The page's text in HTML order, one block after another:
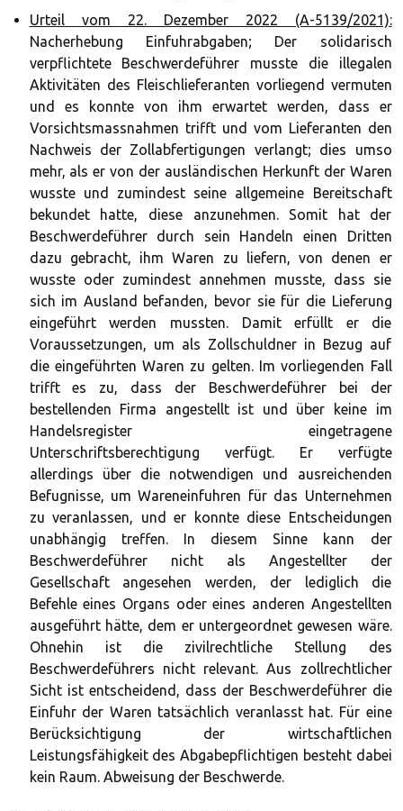
Urteil vom 22. Dezember 2022 (A-5139/2021):
Nacherhebung Einfuhrabgaben; Der solidarisch
verpflichtete Beschwerdeführer musste die illegalen
Aktivitäten des Fleischlieferanten vorliegend vermuten
und es konnte von ihm erwartet werden, dass er
Vorsichtsmassnahmen trifft und vom Lieferanten den
Nachweis der Zollabfertigungen verlangt; dies umso
mehr, als er von der ausländischen Herkunft der Waren
wusste und zumindest seine allgemeine Bereitschaft
bekundet hatte, diese anzunehmen. Somit hat der
Beschwerdeführer durch sein Handeln einen Dritten
dazu gebracht, ihm Waren zu liefern, von denen er
wusste oder zumindest annehmen musste, dass sie
sich im Ausland befanden, bevor sie für die Lieferung
eingeführt werden mussten. Damit erfüllt er die
Voraussetzungen, um als Zollschuldner in Bezug auf
die eingeführten Waren zu gelten. Im vorliegenden Fall
trifft es zu, dass der Beschwerdeführer bei der
bestellenden Firma angestellt ist und über keine im
Handelsregister eingetragene
Unterschriftsberechtigung verfügt. Er verfügte
allerdings über die notwendigen und ausreichenden
Befugnisse, um Wareneinfuhren für das Unternehmen
zu veranlassen, und er konnte diese Entscheidungen
unabhängig treffen. In diesem Sinne kann der
Beschwerdeführer nicht als Angestellter der
Gesellschaft angesehen werden, der lediglich die
Befehle eines Organs oder eines anderen Angestellten
ausgeführt hätte, dem er untergeordnet gewesen wäre.
Ohnehin ist die zivilrechtliche Stellung des
Beschwerdeführers nicht relevant. Aus zollrechtlicher
Sicht ist entscheidend, dass der Beschwerdeführer die
Einfuhr der Waren tatsächlich veranlasst hat. Für eine
Berücksichtigung der wirtschaftlichen
Leistungsfähigkeit des Abgabepflichtigen besteht dabei
kein Raum. Abweisung der Beschwerde.